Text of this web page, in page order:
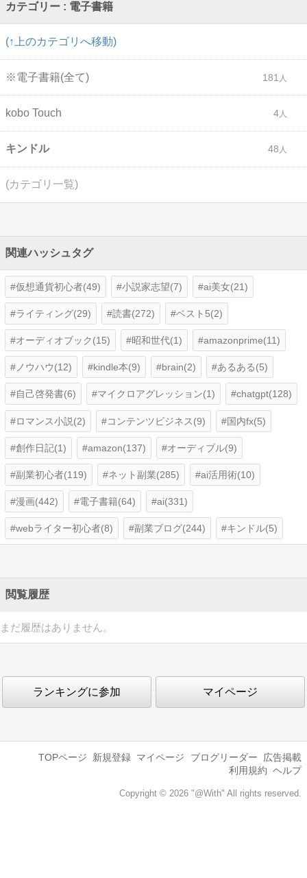
カテゴリー : 電子書籍
(↑上のカテゴリへ移動)
※電子書籍(全て) 181
kobo Touch 4
キンドル 48
(カテゴリ一覧)
関連ハッシュタグ
仮想通貨初心者(49) 小説家志望(7) ai美女(21)
ライティング(29) 読書(272) ベスト5(2)
オーディオブック(15) 昭和世代(1) amazonprime(11)
ノウハウ(12) kindle本(9) brain(2) あるある(5)
自己啓発書(6) マイクロアグレッション(1) chatgpt(128)
ロマンス小説(2) コンテンツビジネス(9) 国内fx(5)
創作日記(1) amazon(137) オーディブル(9)
副業初心者(119) ネット副業(285) ai活用術(10)
漫画(442) 電子書籍(64) ai(331)
webライター初心者(8) 副業ブログ(244) キンドル(5)
閲覧履歴
まだ履歴はありません。
ランキングに参加 マイページ
TOPページ 新規登録 マイページ ブログリーダー
広告掲載
利用規約 ヘルプ
Copyright © 2026 "@With" All rights reserved.